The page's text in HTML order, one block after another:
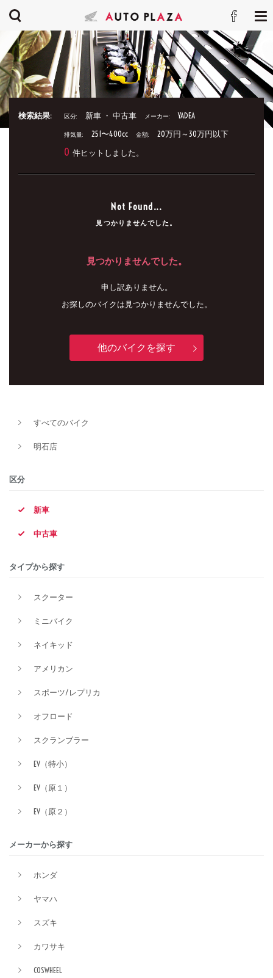
検索結果: 区分: 新車 ・ 中古車 メーカー: YADEA
排気量: 251〜400cc 金額: 20万円～30万円以下
0 件ヒットしました。
Not Found...
見つかりませんでした。
見つかりませんでした。
申し訳ありません。
お探しのバイクは見つかりませんでした。
他のバイクを探す
すべてのバイク
明石店
区分
新車
中古車
タイプから探す
スクーター
ミニバイク
ネイキッド
アメリカン
スポーツ/レプリカ
オフロード
スクランブラー
EV（特小）
EV（原１）
EV（原２）
メーカーから探す
ホンダ
ヤマハ
スズキ
カワサキ
COSWHEEL
新車
タイプ
価格